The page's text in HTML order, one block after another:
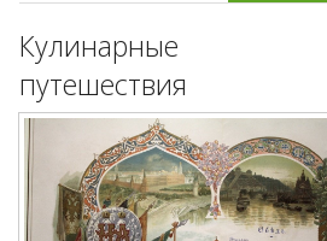
Кулинарные
путешествия